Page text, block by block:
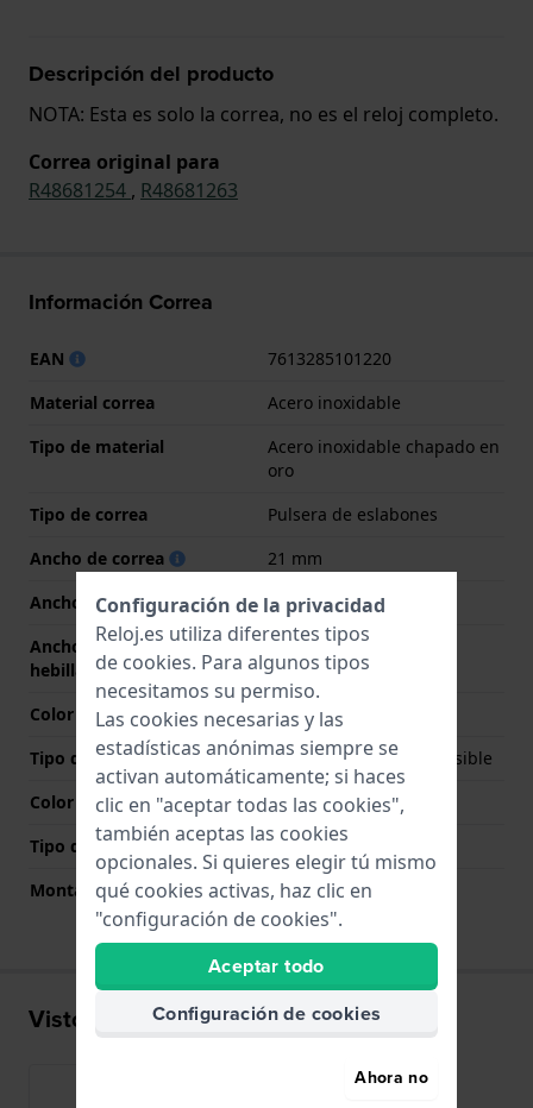
Descripción del producto
NOTA: Esta es solo la correa, no es el reloj completo.
Correa original para
R48681254 , R48681263
Información Correa
EAN
7613285101220
Material correa
Acero inoxidable
Tipo de material
Acero inoxidable chapado en
oro
Tipo de correa
Pulsera de eslabones
Ancho de correa
21 mm
Ancho de las asas
21 mm
Ancho de correa en la
hebilla
19 mm
Color de correa
Oro
Tipo de cierre
Cierre de mariposa invisible
Color del cierre
Oro
Tipo de montaje
Pasadores de resorte
Montaje Recto
Si
Visto recientemente
Configuración de la privacidad
Reloj.es utiliza diferentes tipos
de cookies. Para algunos tipos
necesitamos su permiso.
Las cookies necesarias y las
estadísticas anónimas siempre se
activan automáticamente; si haces
clic en "aceptar todas las cookies",
también aceptas las cookies
opcionales. Si quieres elegir tú mismo
qué cookies activas, haz clic en
"configuración de cookies".
Aceptar todo
Configuración de cookies
Ahora no